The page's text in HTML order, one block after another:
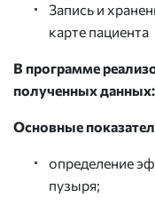
Запись и
карте пациента
В программе
полученных данных:
Основные
определение
пузыря;